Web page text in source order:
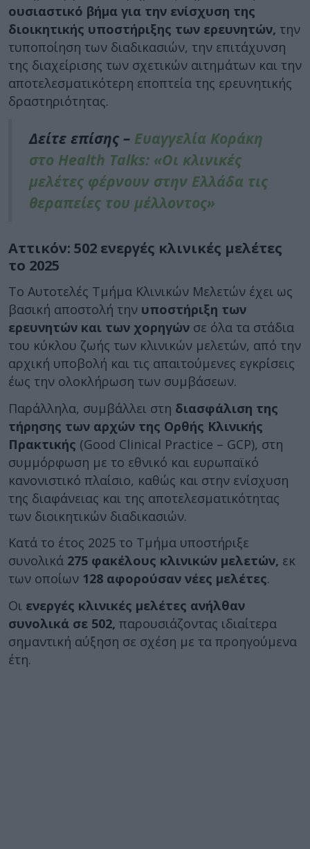
ουσιαστικό βήμα για την ενίσχυση της
διοικητικής υποστήριξης των ερευνητών, την
τυποποίηση των διαδικασιών, την επιτάχυνση
της διαχείρισης των σχετικών αιτημάτων και την
αποτελεσματικότερη εποπτεία της ερευνητικής
δραστηριότητας.
Δείτε επίσης – Ευαγγελία Κοράκη
στο Health Talks: «Οι κλινικές
μελέτες φέρνουν στην Ελλάδα τις
θεραπείες του μέλλοντος»
Αττικόν: 502 ενεργές κλινικές μελέτες
το 2025
Το Αυτοτελές Τμήμα Κλινικών Μελετών έχει ως
βασική αποστολή την υποστήριξη των
ερευνητών και των χορηγών σε όλα τα στάδια
του κύκλου ζωής των κλινικών μελετών, από την
αρχική υποβολή και τις απαιτούμενες εγκρίσεις
έως την ολοκλήρωση των συμβάσεων.
Παράλληλα, συμβάλλει στη διασφάλιση της
τήρησης των αρχών της Ορθής Κλινικής
Πρακτικής (Good Clinical Practice – GCP), στη
συμμόρφωση με το εθνικό και ευρωπαϊκό
κανονιστικό πλαίσιο, καθώς και στην ενίσχυση
της διαφάνειας και της αποτελεσματικότητας
των διοικητικών διαδικασιών.
Κατά το έτος 2025 το Τμήμα υποστήριξε
συνολικά 275 φακέλους κλινικών μελετών, εκ
των οποίων 128 αφορούσαν νέες μελέτες.
Οι ενεργές κλινικές μελέτες ανήλθαν
συνολικά σε 502, παρουσιάζοντας ιδιαίτερα
σημαντική αύξηση σε σχέση με τα προηγούμενα
έτη.